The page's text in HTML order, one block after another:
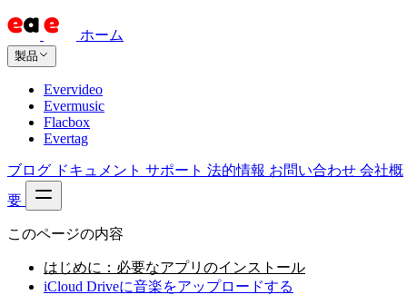
ホーム
製品
Evervideo
Evermusic
Flacbox
Evertag
ブログ ドキュメント サポート 法的情報 お問い合わせ 会社概
要
このページの内容
はじめに：必要なアプリのインストール
iCloud Driveに音楽をアップロードする